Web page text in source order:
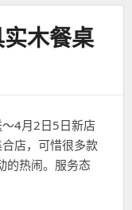
木餐桌
4月2日5日新店
店，可惜很多款
的热闹。服务态